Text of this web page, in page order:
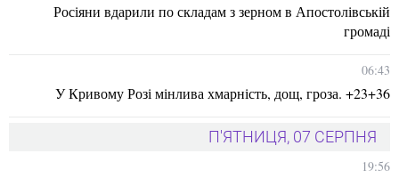
Росіяни вдарили по складам з зерном в Апостолівській
громаді
06:43
У Кривому Розі мінлива хмарність, дощ, гроза. +23+36
П'ЯТНИЦЯ, 07 СЕРПНЯ
19:56